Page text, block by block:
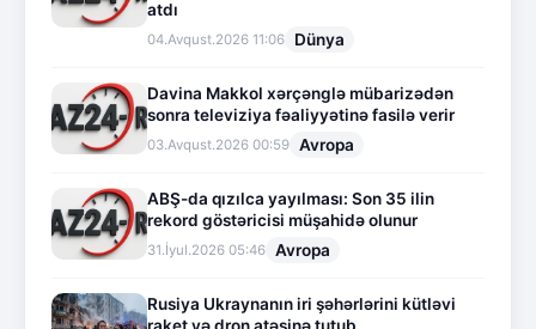
atdı
04.Avqust.2026 11:06 Dünya
Davina Makkol xərçənglə mübarizədən
sonra televiziya fəaliyyətinə fasilə verir
03.Avqust.2026 00:59 Avropa
ABŞ-da qızılca yayılması: Son 35 ilin
rekord göstəricisi müşahidə olunur
31.İyul.2026 05:46 Avropa
Rusiya Ukraynanın iri şəhərlərini kütləvi
raket və dron atəşinə tutub